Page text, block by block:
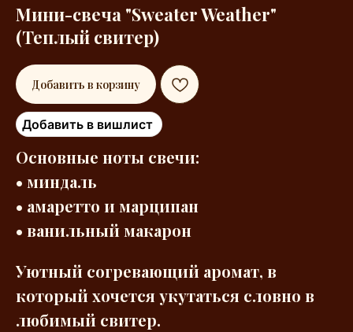
Мини-свеча "Sweater Weather"
(Теплый свитер)
Добавить в корзину
Добавить в вишлист
Основные ноты свечи:
• миндаль
• амаретто и марципан
• ванильный макарон
Уютный согревающий аромат, в
который хочется укутаться словно в
любимый свитер.